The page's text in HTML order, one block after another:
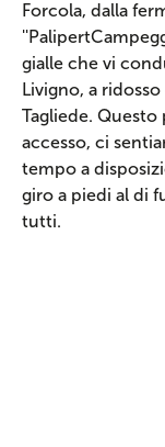
Forcola, dalla
gialle che vi
Livigno, a
Tagliede.
accesso, ci
tempo a
giro a piedi al di
tutti.